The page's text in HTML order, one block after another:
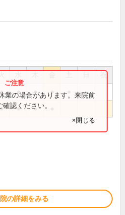
祝
● ● ●
● ●
業の場合があります。来院前
認ください。
×閉じる
の詳細をみる